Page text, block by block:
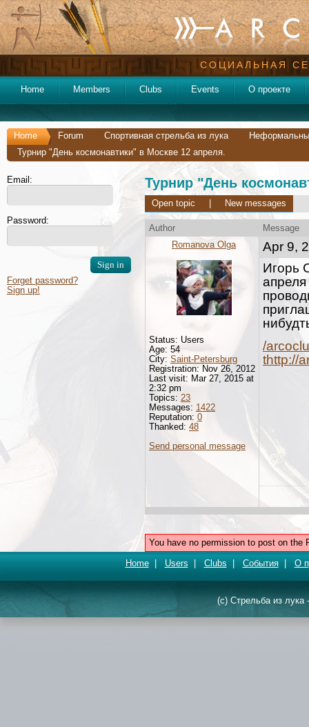
СОЦИАЛЬНАЯ
Home Members Clubs Events О проекте
Home Forum Спортивная стрельба из лука
Турнир "День космонавтики" в Москве 12 апреля.
Email:
Password:
Forget password?
Sign up!
Турнир "День
Open topic New messages
Author Message
Apr 9,
Игорь
/
thttp://
Romanova Olga
Status: Users
Age: 54
City: Saint-Petersburg
Registration: Nov 26, 2012
Last visit: Mar 27, 2015 at
2:32 pm
Topics: 23
Messages: 1422
Reputation: 0
Thanked: 48
Send personal message
You have no permission to post on the
Home| Users Clubs События| О
(c) Стрельба из лука